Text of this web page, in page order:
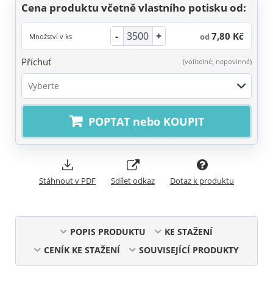
Cena produktu včetně vlastního potisku od:
Množství v ks - + od7,80 Kč
Příchuť (volitelné, nepovinné)
Vyberte
POPTAT nebo KOUPIT
Stáhnout v PDF Sdílet odkaz Dotaz k produktu
POPIS PRODUKTU
KE STAŽENÍ
CENÍK KE STAŽENÍ
SOUVISEJÍCÍ PRODUKTY